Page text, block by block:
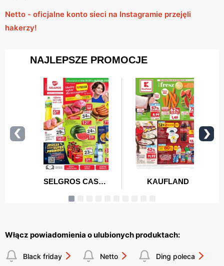
Netto - oficjalne konto sieci na Instagramie przejęli
hakerzy!
Włącz powiadomienia o ulubionych produktach:
Black friday Netto Ding poleca